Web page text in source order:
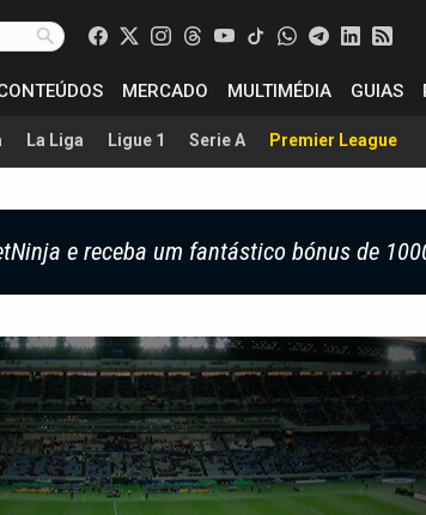
MERCADO MULTIMÉDIA GUIAS
La Liga Ligue 1 Serie A Premier League
e receba um fantástico bónus de